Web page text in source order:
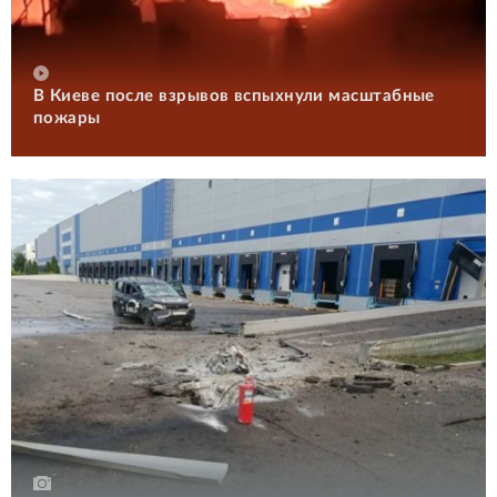
В Киеве после взрывов вспыхнули масштабные
пожары